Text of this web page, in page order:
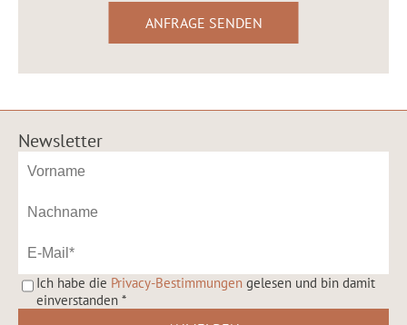
Newsletter
Ich habe die Privacy-Bestimmungen gelesen und bin damit
einverstanden *